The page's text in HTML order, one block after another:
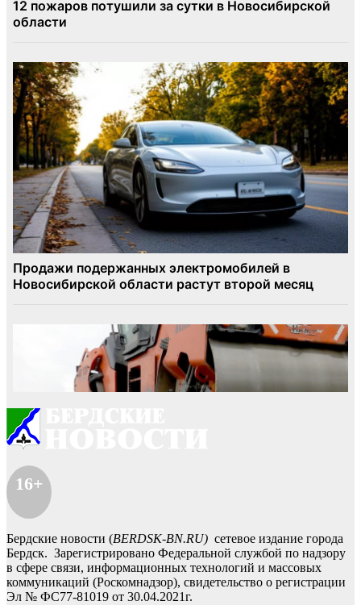
16+
Бердские новости (BERDSK-BN.RU) сетевое издание города
Бердск. Зарегистрировано Федеральной службой по надзору
в сфере связи, информационных технологий и массовых
коммуникаций (Роскомнадзор), свидетельство о регистрации
Эл № ФС77-81019 от 30.04.2021г.